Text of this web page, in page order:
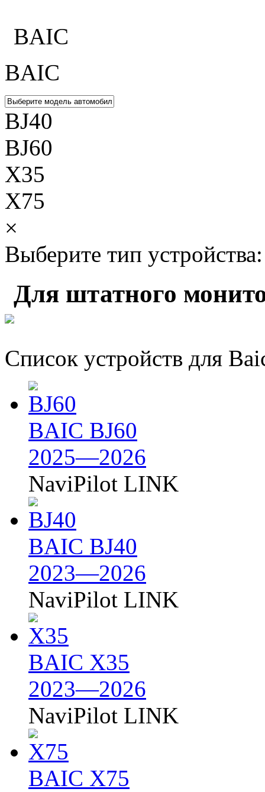
BAIC
BAIC
BJ40
BJ60
X35
X75
×
Выберите тип устройства:
Для штатного
Список устройств для
BAIC BJ60
2025—2026
NaviPilot LINK
BAIC BJ40
2023—2026
NaviPilot LINK
BAIC X35
2023—2026
NaviPilot LINK
BAIC X75